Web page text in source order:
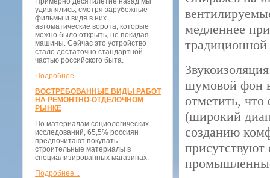
удивлялись, смотря зарубежные
фильмы и видя в них
автоматические ворота, которые
можно было открыть, не покидая
машины. Сейчас это устройство
стало достаточно стандартной
частью российского быта.
Подробнее...
ВОСТРЕБОВАННЫЕ ВИДЫ РАБОТ
НА РЕМОНТНО-ОТДЕЛОЧНОМ
РЫНКЕ
По материалам социологических
исследований, 65,5% россиян
предпочитают покупать
строительные материалы в
специализированных магазинах.
Подробнее...
медленнее
шумовой фон
отметить,
(широкий
созданию